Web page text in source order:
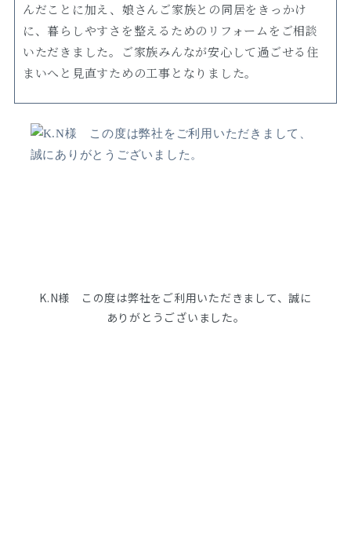
んだことに加え、娘さんご家族との同居をきっかけ
に、 暮らしやすさを整えるためのリフォームをご相談
いただきました。ご家族みんなが安心して過ごせる住
まいへと見直すための工事となりました。
K.N様 この度は弊社をご利用いただきまして、誠に
ありがとうございました。